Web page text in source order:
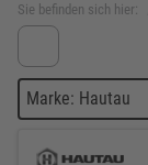
Sie befinden sich hier:
Marke: Hautau